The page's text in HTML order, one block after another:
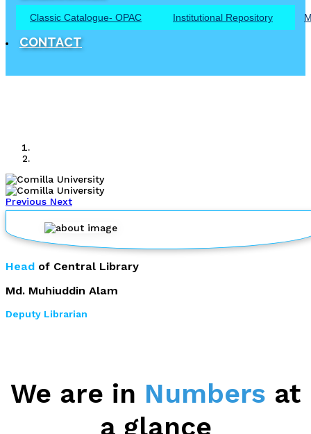
Classic Catalogue- OPAC Institutional Repository
CONTACT
Previous Next
Head of Central Library
Md. Muhiuddin Alam
Deputy Librarian
We are in Numbers at
a glance